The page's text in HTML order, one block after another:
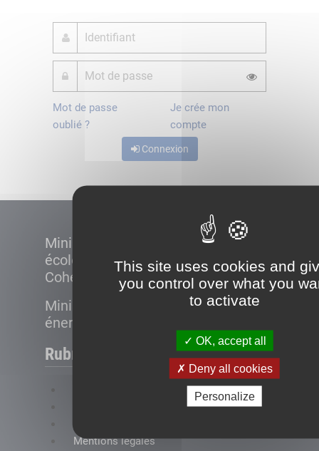
This site uses cookies and
you control over what you
to activate
OK, accept all
Deny all cookies
Personalize
Mot de passe
oublié ?
Je crée mon
compte
Connexion
Ministère de la Transition
écologique et de la
Cohésion des territoires
Ministère de la Transition
énergétique
Rubriques
Mentions légales